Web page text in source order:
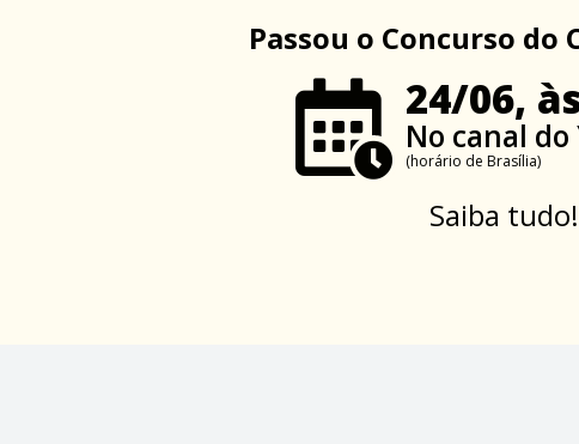
Passou o Concurso do
24/06,
No canal
(horário de Brasília)
Saiba tudo!